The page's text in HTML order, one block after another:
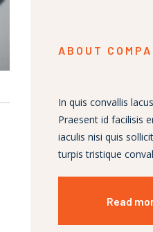
ABOUT
In quis convallis
Praesent id facilisis
iaculis nisi quis
turpis tristique
Read